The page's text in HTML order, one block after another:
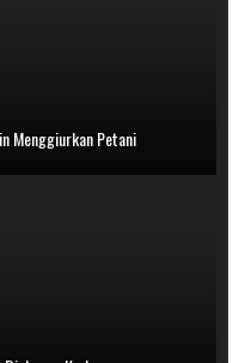
Menggiurkan Petani